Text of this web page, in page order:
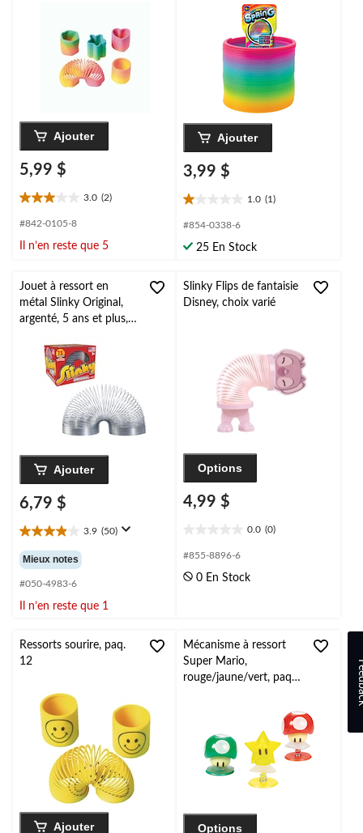
Ajouter
5,99 $
3.0 (2)
3.0
étoile(s)
5.
évaluations
#842-0105-8
Il n’en reste que 5
Ajouter
3,99 $
1.0 (1)
1.0
étoile(s)
5.
évaluation
#854-0338-6
25 En Stock
Jouet à ressort en
métal Slinky Original,
argenté, 5 ans et plus,
fête d'anniversaire
Ajouter
6,79 $
3.9 (50)
3.9
étoile(s)
sur
5.
50
Mieux notes
#050-4983-6
Il n’en reste que 1
Slinky Flips de fantaisie
Disney, choix varié
Options
4,99 $
0.0 (0)
étoile(s)
5.
#855-8896-6
0 En Stock
Ressorts sourire, paq.
12
Ajouter
Mécanisme à ressort
Super Mario,
rouge/jaune/vert, paq.
Options